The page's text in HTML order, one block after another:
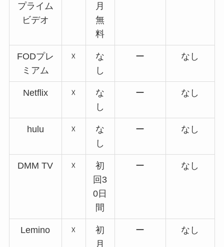
プライム
ビデオ
月
無
料
FODプレ
ミアム
☓
な
し
ー なし
Netflix ☓
な
し
ー なし
hulu ☓
な
し
ー なし
DMM TV ☓
初
回3
0日
間
ー なし
Lemino ☓
初
月
ー なし